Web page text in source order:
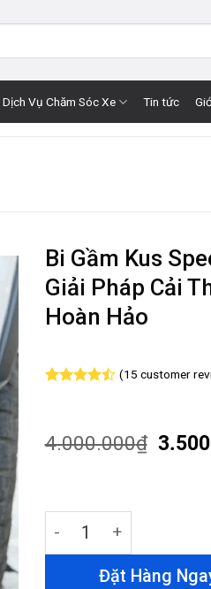
Dịch Vụ Chăm Sóc Xe Tin tức
Bi Gầm Kus
Giải Pháp Cải
Hoàn Hảo
based on
customer
(15 customer
4.000.000₫
Bi Gầm Kus
Đặt Hàng